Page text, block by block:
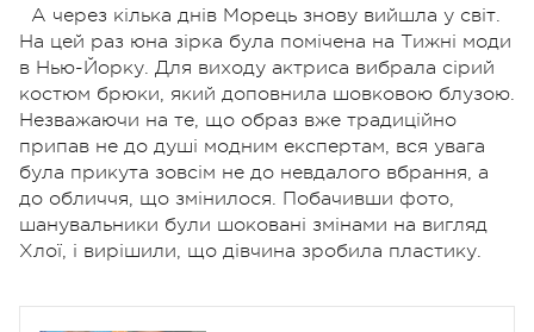
А через кілька днів Морець знову вийшла у світ.
На цей раз юна зірка була помічена на Тижні моди
в Нью-Йорку. Для виходу актриса вибрала сірий
костюм брюки, який доповнила шовковою блузою.
Незважаючи на те, що образ вже традиційно
припав не до душі модним експертам, вся увага
була прикута зовсім не до невдалого вбрання, а
до обличчя, що змінилося. Побачивши фото,
шанувальники були шоковані змінами на вигляд
Хлої, і вирішили, що дівчина зробила пластику.